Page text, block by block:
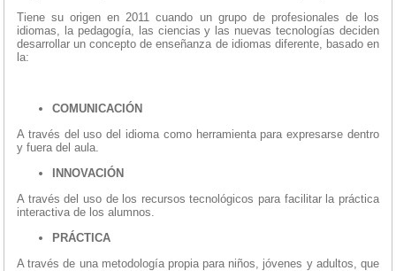
Tiene su origen en 2011 cuando un grupo de profesionales de los
idiomas, la pedagogía, las ciencias y las nuevas tecnologías deciden
desarrollar un concepto de enseñanza de idiomas diferente, basado en
la:
COMUNICACIÓN
A través del uso del idioma como herramienta para expresarse dentro
y fuera del aula.
INNOVACIÓN
A través del uso de los recursos tecnológicos para facilitar la práctica
interactiva de los alumnos.
PRÁCTICA
A través de una metodología propia para niños, jóvenes y adultos, que